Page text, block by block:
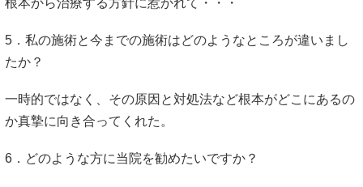
5．私の施術と今までの施術はどのようなところが違いまし
たか？
一時的ではなく、その原因と対処法など根本がどこにあるの
か真摯に向き合ってくれた。
6．どのような方に当院を勧めたいですか？